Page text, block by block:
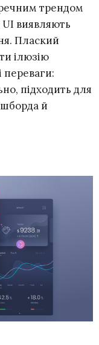
трендом
UI виявляють
Плаский
ілюзію
переваги:
підходить для
й